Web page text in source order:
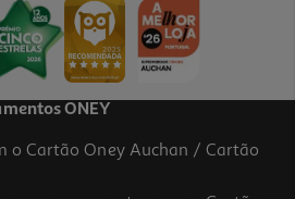
ONEY
o Cartão Oney Auchan / Cartão